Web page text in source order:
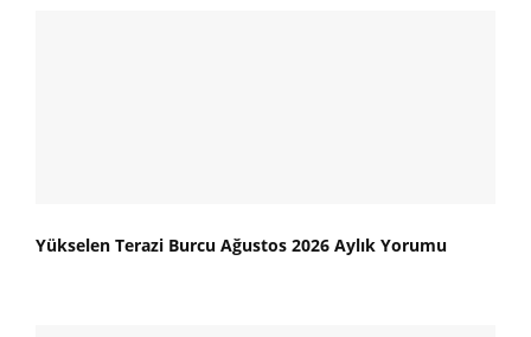
Yükselen Terazi Burcu Ağustos 2026 Aylık Yorumu